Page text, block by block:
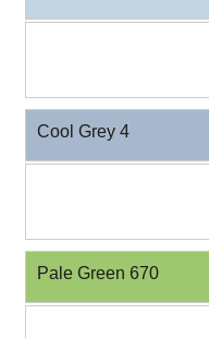
Cool Grey 4
Pale Green 670